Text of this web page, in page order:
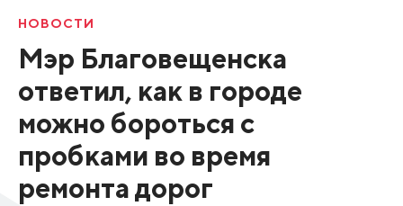
НОВОСТИ
Мэр Благовещенска
ответил, как в городе
можно бороться с
пробками во время
ремонта дорог